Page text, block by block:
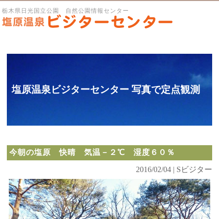
栃木県日光国立公園 自然公園情報センター
塩原温泉ビジターセンター 写真で定点観測
今朝の塩原 快晴 気温－２℃ 湿度６０％
2016/02/04 | Sビジター